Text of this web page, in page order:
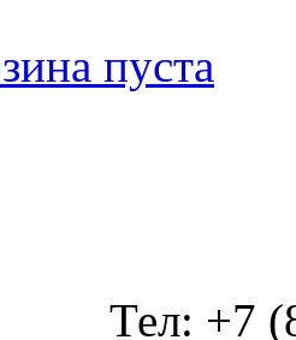
пуста
Тел: +7